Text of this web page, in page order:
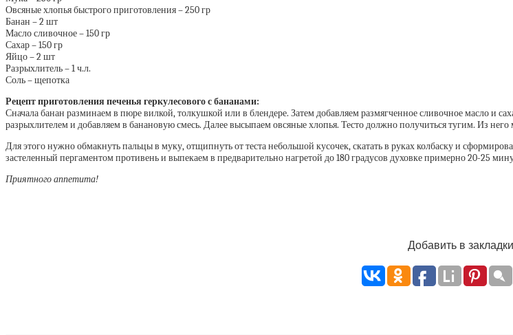
Овсяные хлопья быстрого приготовления – 250 гр
Банан – 2 шт
Масло сливочное – 150 гр
Сахар – 150 гр
Яйцо – 2 шт
Разрыхлитель – 1 ч.л.
Соль – щепотка
Рецепт приготовления печенья геркулесового с бананами:
Сначала банан разминаем в пюре вилкой, толкушкой или в блендере. Затем добавляем размягченное сливочное масло и
разрыхлителем и добавляем в банановую смесь. Далее высыпаем овсяные хлопья. Тесто должно получиться тугим. Из
Для этого нужно обмакнуть пальцы в муку, отщипнуть от теста небольшой кусочек, скатать в руках колбаску и
застеленный пергаментом противень и выпекаем в предварительно нагретой до 180 градусов духовке примерно 20-25
Приятного аппетита!
Добавить в